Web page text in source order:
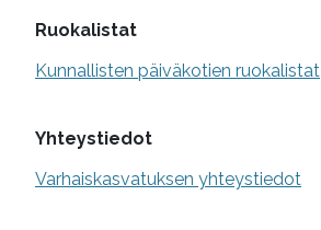
Ruokalistat
Kunnallisten päiväkotien ruokalistat
Yhteystiedot
Varhaiskasvatuksen yhteystiedot